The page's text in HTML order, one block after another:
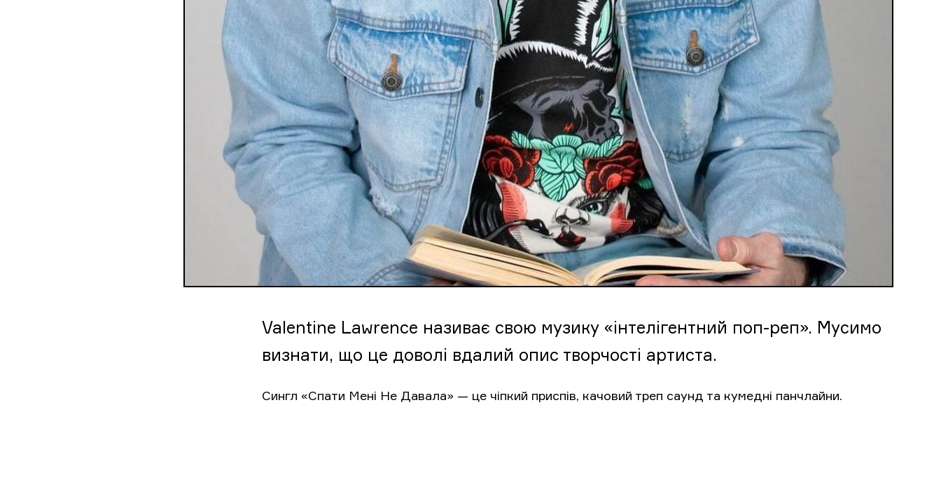
Valentine Lawrence називає свою музику «інтелігентний поп-реп». Мусимо
визнати, що це доволі вдалий опис творчості артиста.
Сингл «Спати Мені Не Давала» — це чіпкий приспів, качовий треп саунд та кумедні панчлайни.